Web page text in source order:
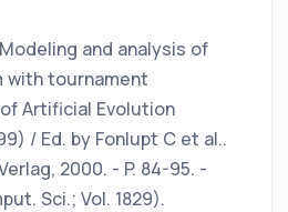
and analysis of
with tournament
Artificial Evolution
/ Ed. by Fonlupt С et al..
2000. - P. 84-95. -
Sci.; Vol. 1829).